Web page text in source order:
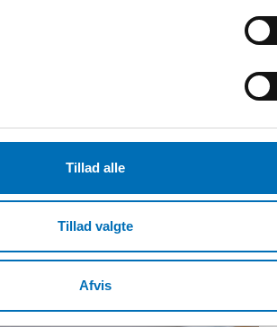
Tillad alle
Tillad valgte
Afvis
– Om utmaningarna inom
i Norden
dricker mer eller oftare än personer
också de äldsta åldersgrupperna